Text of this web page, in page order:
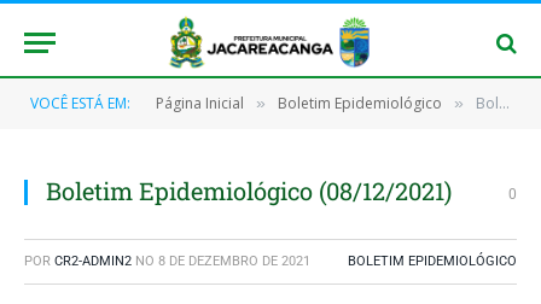
VOCÊ ESTÁ EM: Página Inicial » Boletim Epidemiológico » Boletim Epidemiológico (08/12/2021)
Boletim Epidemiológico (08/12/2021) 0
POR CR2-ADMIN2 NO 8 DE DEZEMBRO DE 2021 BOLETIM EPIDEMIOLÓGICO